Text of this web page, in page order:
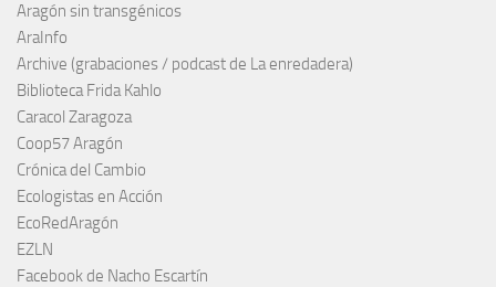
Aragón sin transgénicos
AraInfo
Archive (grabaciones / podcast de La enredadera)
Biblioteca Frida Kahlo
Caracol Zaragoza
Coop57 Aragón
Crónica del Cambio
Ecologistas en Acción
EcoRedAragón
EZLN
Facebook de Nacho Escartín